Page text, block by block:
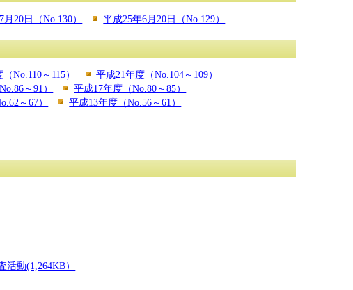
20日（No.130）
平成25年6月20日（No.129）
No.110～115）
平成21年度（No.104～109）
～91）
平成17年度（No.80～85）
～67）
平成13年度（No.56～61）
動(1,264KB）